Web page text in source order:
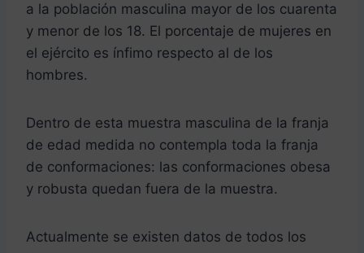
a la población masculina mayor de los cuarenta
y menor de los 18. El porcentaje de mujeres en
el ejército es ínfimo respecto al de los
hombres.
Dentro de esta muestra masculina de la franja
de edad medida no contempla toda la franja
de conformaciones: las conformaciones obesa
y robusta quedan fuera de la muestra.
Actualmente se existen datos de todos los